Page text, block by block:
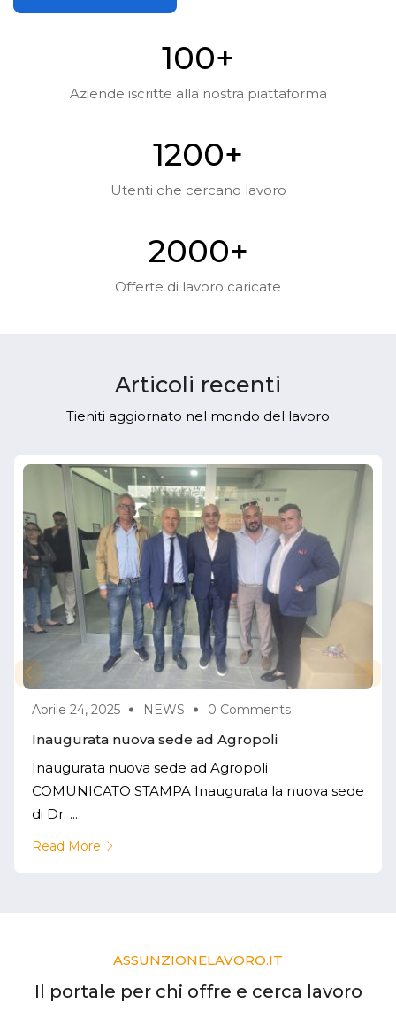
100+
Aziende iscritte alla nostra piattaforma
1200+
Utenti che cercano lavoro
2000+
Offerte di lavoro caricate
Articoli recenti
Tieniti aggiornato nel mondo del lavoro
Aprile 24, 2025 NEWS 0 Comments
Inaugurata nuova sede ad Agropoli
Inaugurata nuova sede ad Agropoli
COMUNICATO STAMPA Inaugurata la nuova sede
di Dr. ...
Read More
ASSUNZIONELAVORO.IT
Il portale per chi offre e cerca lavoro